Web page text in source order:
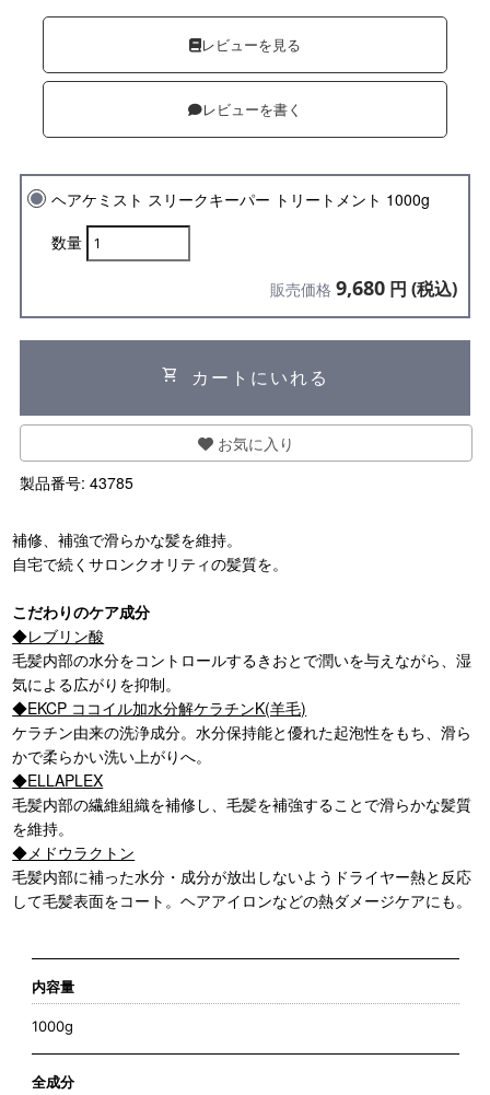
レビューを見る
レビューを書く
ヘアケミスト スリークキーパー トリートメント 1000g
数量
販売価格 9,680 円 (税込)
shopping_cart カートにいれる
お気に入り
製品番号: 43785
補修、補強で滑らかな髪を維持。
自宅で続くサロンクオリティの髪質を。
こだわりのケア成分
◆レブリン酸
毛髪内部の水分をコントロールするきおとで潤いを与えながら、湿
気による広がりを抑制。
◆EKCP ココイル加水分解ケラチンK(羊毛)
ケラチン由来の洗浄成分。水分保持能と優れた起泡性をもち、滑ら
かで柔らかい洗い上がりへ。
◆ELLAPLEX
毛髪内部の繊維組織を補修し、毛髪を補強することで滑らかな髪質
を維持。
◆メドウラクトン
毛髪内部に補った水分・成分が放出しないようドライヤー熱と反応
して毛髪表面をコート。ヘアアイロンなどの熱ダメージケアにも。
内容量
1000g
全成分